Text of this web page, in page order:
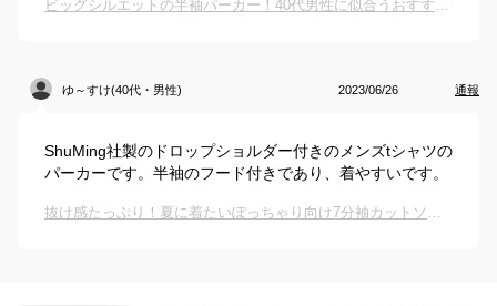
ビッグシルエットの半袖パーカー！40代男性に似合うおすすめは？
ゆ～すけ(40代・男性) 2023/06/26 通報
ShuMing社製のドロップショルダー付きのメンズtシャツの
パーカーです。半袖のフード付きであり、着やすいです。
抜け感たっぷり！夏に着たいぽっちゃり向け7分袖カットソーは？